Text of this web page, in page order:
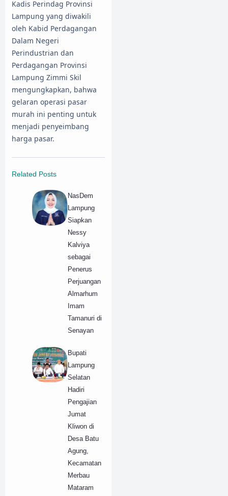
Kadis Perindag Provinsi
Lampung yang diwakili
oleh Kabid Perdagangan
Dalam Negeri
Perindustrian dan
Perdagangan Provinsi
Lampung Zimmi Skil
mengungkapkan, bahwa
gelaran operasi pasar
murah ini penting untuk
menjadi penyeimbang
harga pasar.
Related Posts
NasDem
Lampung
Siapkan
Nessy
Kalviya
sebagai
Penerus
Perjuangan
Almarhum
Imam
Tamanuri di
Senayan
Bupati
Lampung
Selatan
Hadiri
Pengajian
Jumat
Kliwon di
Desa Batu
Agung,
Kecamatan
Merbau
Mataram